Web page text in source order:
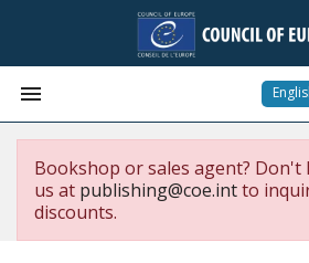

Bookshop or sales agent?
us at publishing@coe.intto
discounts.